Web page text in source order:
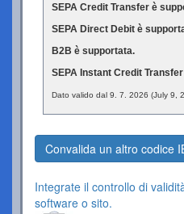
SEPA Credit Transfer è
SEPA Direct Debit è
B2B è supportata.
SEPA Instant Credit
Dato valido dal 9. 7. 2026 (July 9,
Convalida un altro codice
Integrate il controllo di
software o sito.